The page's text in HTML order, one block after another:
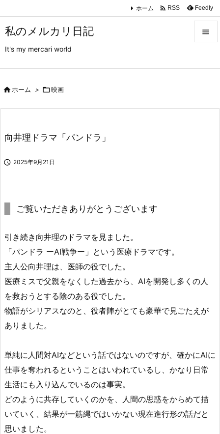
私のメルカリ日記
It's my mercari world

ホーム  RSS Feedly
ホーム > 映画
向井理ドラマ「パンドラ」
 2025年9月21日
ご覧いただきありがとうございます
引き続き向井理のドラマを見ました。
「パンドラ ーAI戦争ー」という医療ドラマです。
主人公向井理は、医師の役でした。
医療ミスで父親をなくした過去から、AIを開発し多くの人
を救おうとする陰のある役でした。
物語がシリアスなのと、役者陣がとても豪華で見ごたえが
ありました。
単純に人間対AIなどという話ではないのですが、確かにAIに
仕事を奪われるということはいわれているし、かなり日常
生活にも入り込んでいるのは事実。
どのように共存していくのかを、人間の思惑をからめて描
いていく、結果が一筋縄ではいかない現在進行形の話だと
思いました。